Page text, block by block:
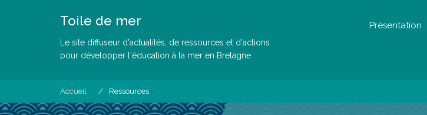
Toile de mer
Le site diffuseur d'actualités, de ressources et d'actions
pour développer l'éducation à la mer en Bretagne
Présentation
Accueil Ressources